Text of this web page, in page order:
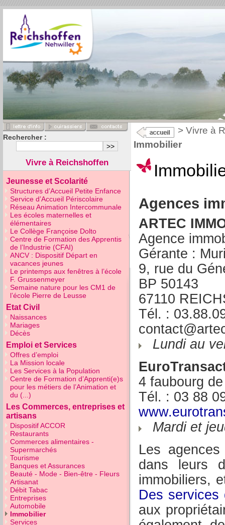
> Vivre à
Immobilier
Agences
ARTEC
Agence
Gérante :
9, rue du
BP 50143
67110
Tél. :
Lundi au
4 faubourg
Tél. : 03 88
Mardi et
Les
dans leurs
immobiliers,
Des services
aux
Rechercher :
Vivre à Reichshoffen
Jeunesse et Scolarité
Structures d’Accueil Petite Enfance
Service d’Accueil Périscolaire
Réseau Animation Intercommunale
Les écoles maternelles et
élémentaires
Le Collège Françoise Dolto
Centre de Formation des Apprentis
de l’Industrie (CFAI)
ANCV : Dispositif Départ en
vacances jeunes
Le printemps aux fenêtres à l’école
F. Grussenmeyer
Semaine nature pour les CM1 de
l’école Pierre de Leusse
Etat Civil
Naissances
Mariages
Décès
Emploi et Services
Offres d’emploi
La Mission locale
Les Services à la Population
Centre de Formation d’Apprenti(e)s
pour les métiers de l’Animation et
du (...)
Les Commerces, entreprises et
artisans
Dispositif ACCOR
Restaurants
Commerces alimentaires -
Supermarchés
Tourisme
Banques et Assurances
Beauté - Mode - Bien-être - Fleurs
Artisanat
Débit Tabac
Entreprises
Automobile
Immobilier
Services